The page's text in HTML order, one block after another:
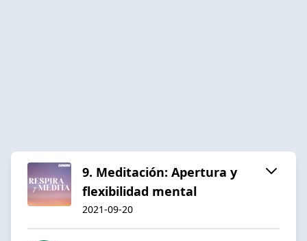
9. Meditación: Apertura y
flexibilidad mental
2021-09-20